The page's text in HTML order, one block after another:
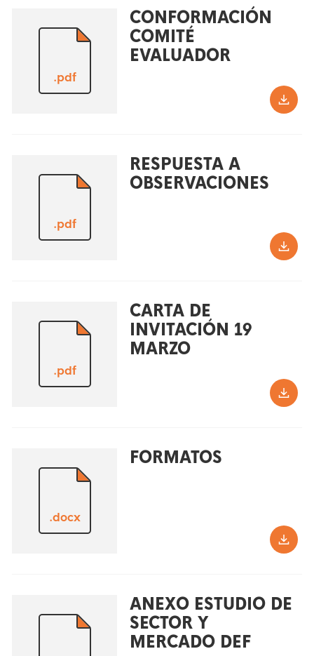
.pdf
CONFORMACIÓN
COMITÉ
EVALUADOR
.pdf
RESPUESTA A
OBSERVACIONES
.pdf
CARTA DE
INVITACIÓN 19
MARZO
.docx
FORMATOS
ANEXO ESTUDIO DE
SECTOR Y
MERCADO DEF